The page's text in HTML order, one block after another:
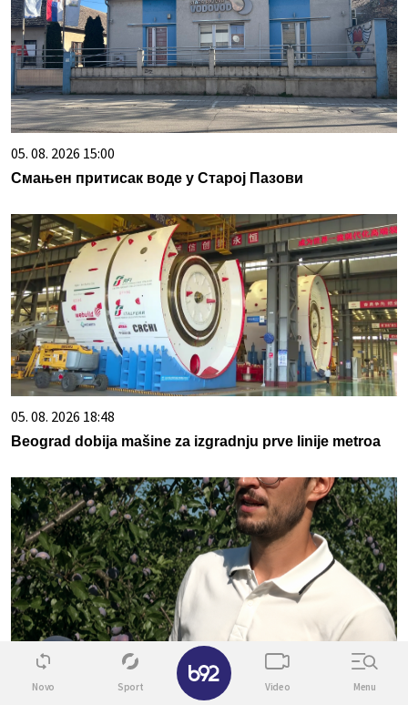
05. 08. 2026 15:00
Смањен притисак воде у Старој Пазови
05. 08. 2026 18:48
Beograd dobija mašine za izgradnju prve linije metroa
06. 08. 2026 04:30
Novo Sport Video Menu
✕